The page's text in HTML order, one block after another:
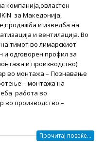
компанија,овластен
за Македонија,
и изведба на
и вентилација. Во
тимот во лимарскиот
и одговорен профил за
и производство)
во монтажа – Познавање
– монтажа на
работа во
во производство –
Прочитај повеќе...